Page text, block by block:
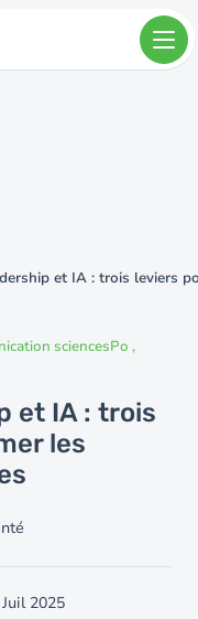
et IA : trois leviers
sciencesPo
et IA : trois
les
2025